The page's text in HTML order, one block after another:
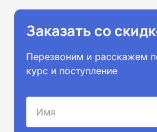
Заказать со
Перезвоним и расскажем
курс и поступление